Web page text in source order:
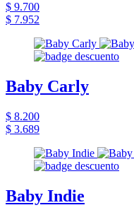
$ 9.700
$ 7.952
Baby Carly
$ 8.200
$ 3.689
Baby Indie